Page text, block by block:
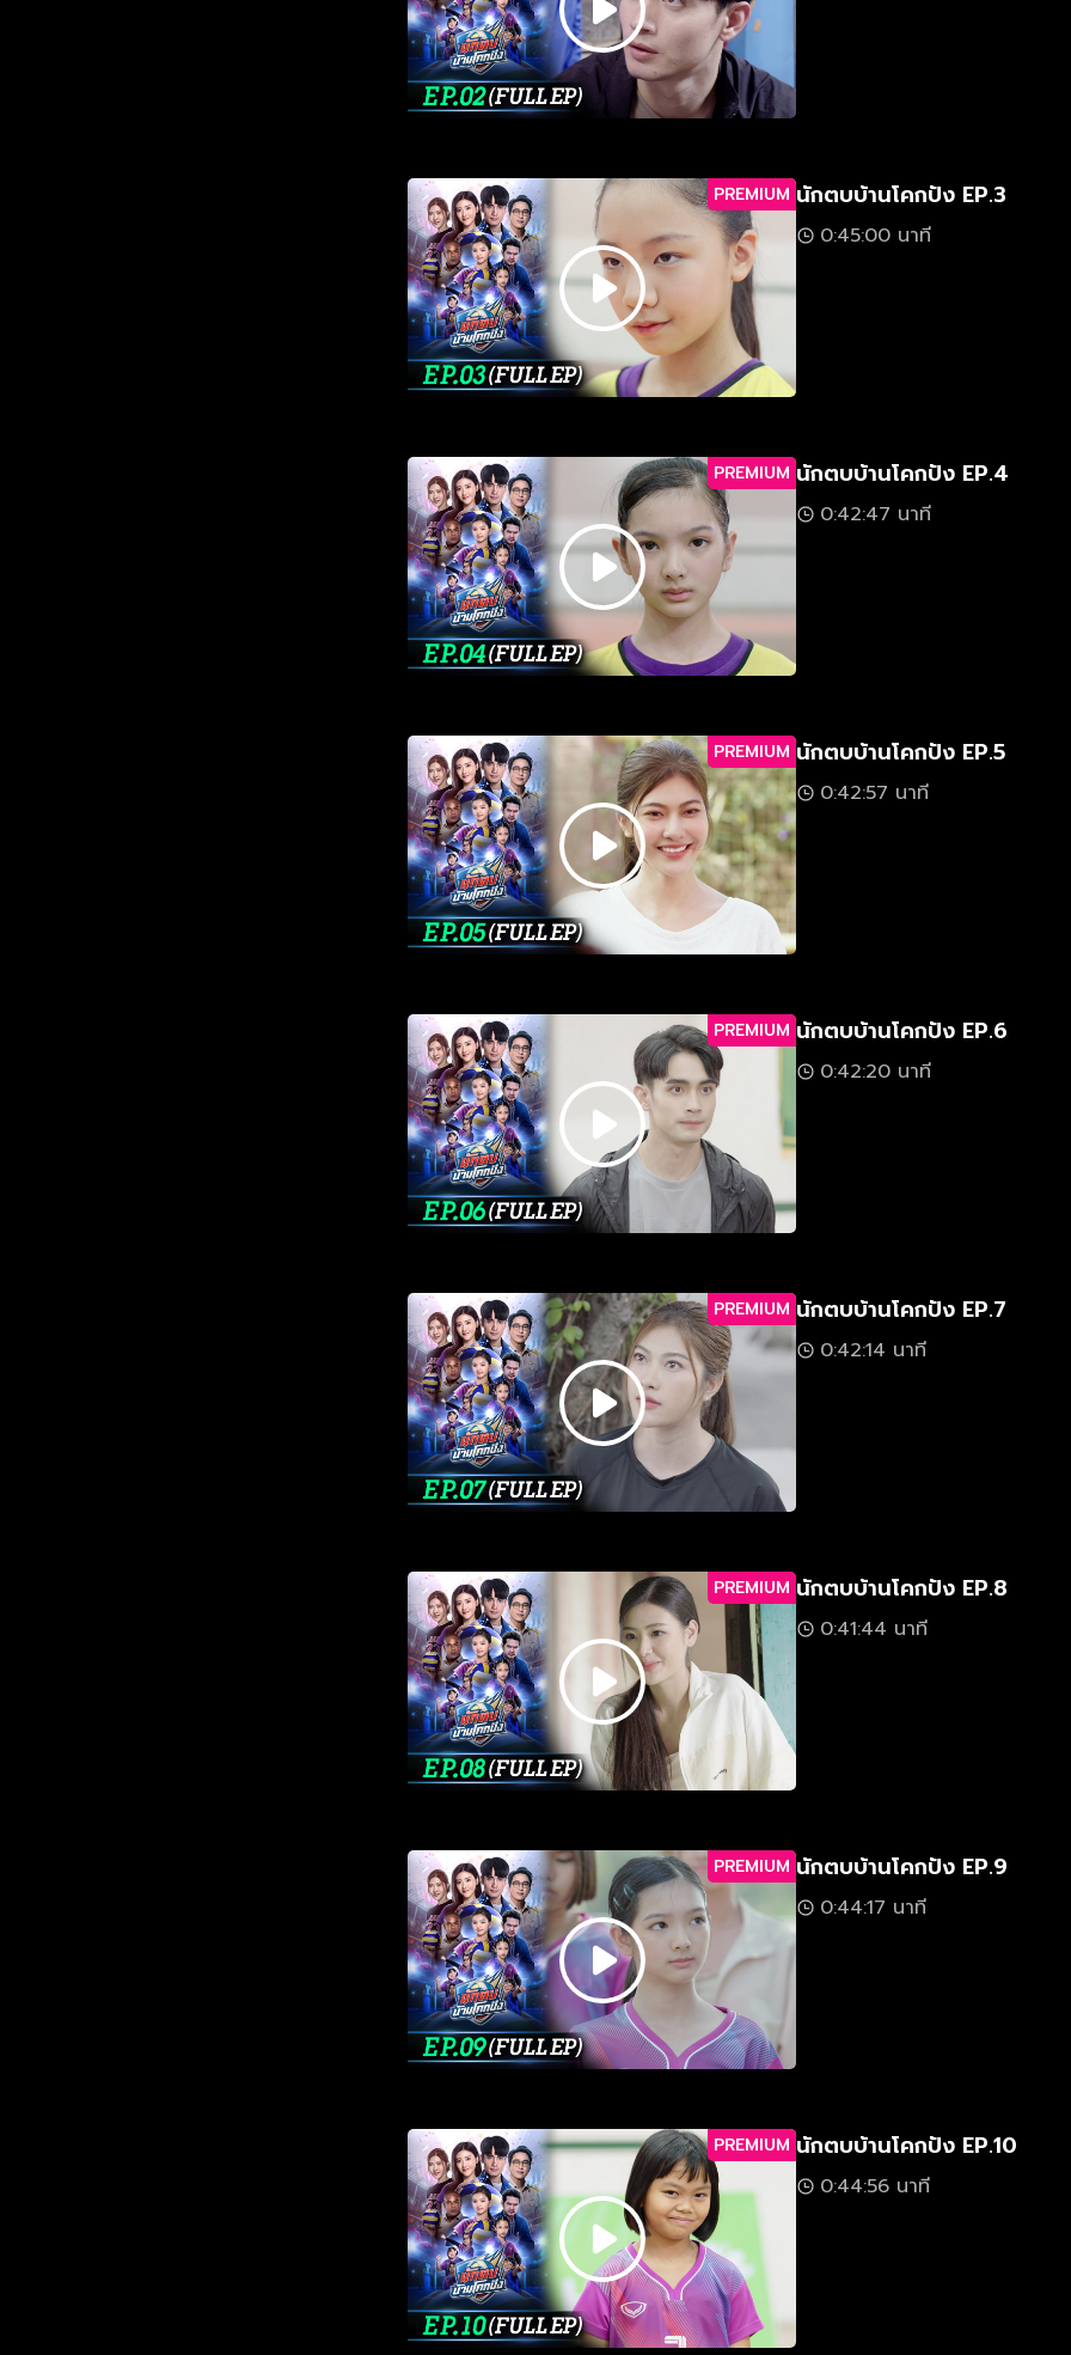
PREMIUM นักตบบ้านโคกปัง EP.3
0:45:00 นาที
PREMIUM นักตบบ้านโคกปัง EP.4
0:42:47 นาที
PREMIUM นักตบบ้านโคกปัง EP.5
0:42:57 นาที
PREMIUM นักตบบ้านโคกปัง EP.6
0:42:20 นาที
PREMIUM นักตบบ้านโคกปัง EP.7
0:42:14 นาที
PREMIUM นักตบบ้านโคกปัง EP.8
0:41:44 นาที
PREMIUM นักตบบ้านโคกปัง EP.9
0:44:17 นาที
PREMIUM นักตบบ้านโคกปัง EP.10
0:44:56 นาที